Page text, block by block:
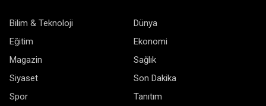
Bilim & Teknoloji
Dünya
Eğitim
Ekonomi
Magazin
Sağlık
Siyaset
Son Dakika
Spor
Tanıtım